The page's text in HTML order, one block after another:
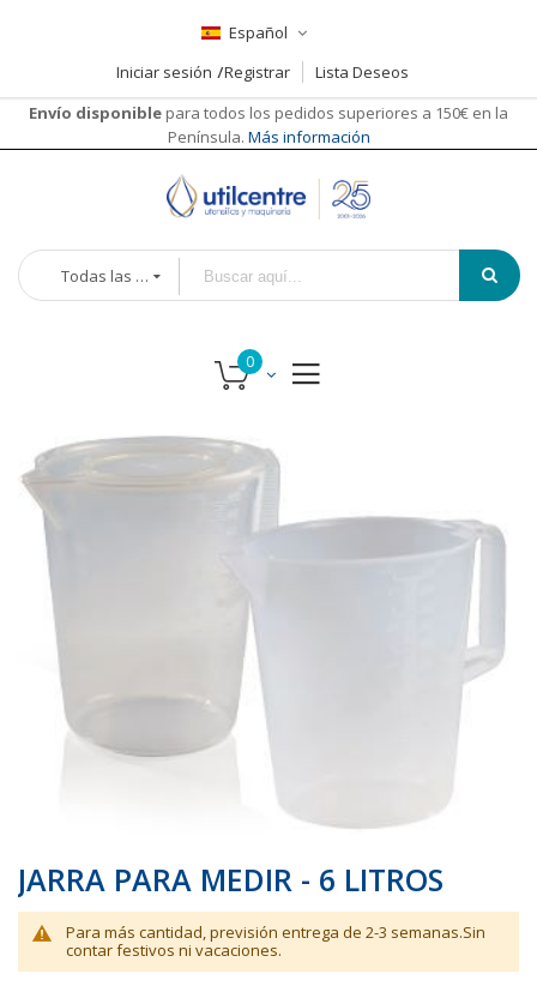
Español
Iniciar sesión
Registrar
Lista Deseos
Envío disponible para todos los pedidos superiores a 150€ en la
Península. Más información
Todas las categorías
final
de
galería
imágenes
comienzo
de
galería
imágenes
JARRA PARA MEDIR - 6 LITROS
Para más cantidad, previsión entrega de 2-3 semanas.Sin
contar festivos ni vacaciones.